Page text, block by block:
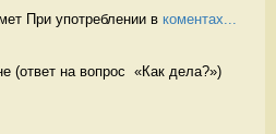
При употреблении в коментах...
(ответ на вопрос  «Как дела?»)